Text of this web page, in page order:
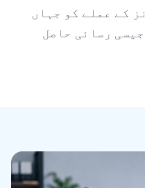
کے عملے کو جہاں
رسائی حاصل